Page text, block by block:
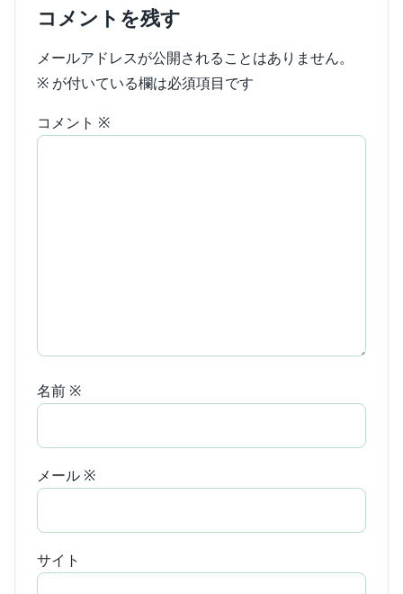
コメントを残す
メールアドレスが公開されることはありません。
※ が付いている欄は必須項目です
コメント ※
名前 ※
メール ※
サイト